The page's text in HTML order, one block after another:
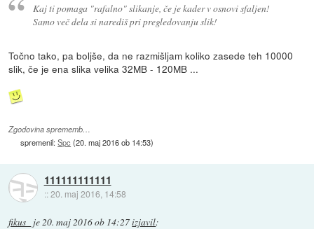
Kaj ti pomaga "rafalno" slikanje, če je kader v osnovi sfaljen!
Samo več dela si narediš pri pregledovanju slik!
Točno tako, pa boljše, da ne razmišljam koliko zasede teh 10000
slik, če je ena slika velika 32MB - 120MB ...
Zgodovina sprememb…
spremenil:Spc (20. maj 2016 ob 14:53)
111111111111
::20. maj 2016, 14:58
fikus_ je20. maj 2016 ob 14:27izjavil: